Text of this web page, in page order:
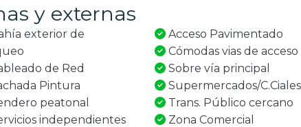
y externas
exterior de
de Red
Pintura
peatonal
independientes
Acceso Pavimentado
Cómodas vias de acceso
Sobre vía principal
Supermercados/C.Ciales
Trans. Público cercano
Zona Comercial